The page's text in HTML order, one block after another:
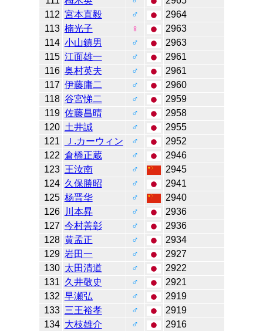
112 宮本直毅 ♂
2964
113 楠光子 ♀
2963
114 小山鎮男 ♂
2963
115 江面雄一 ♂
2961
116 奥村英夫 ♂
2961
117 伊藤庸二 ♂
2960
118 谷宮悌二 ♂
2959
119 佐藤昌晴 ♂
2958
120 土井誠 ♂
2955
121
Ｊ.カーウィン ♂
2952
122 倉橋正蔵 ♂
2946
123 王汝南 ♂
2945
124 久保勝昭 ♂
2941
125 杨晋华 ♂
2940
126
川本昇 ♂
2936
127 今村善彰 ♂
2936
128 黄孟正 ♂
2934
129 岩田一 ♂
2927
130 太田清道 ♂
2922
131 久井敬史 ♂
2921
132 早瀬弘 ♂
2919
133 三王裕孝 ♂
2919
134 大枝雄介 ♂
2916